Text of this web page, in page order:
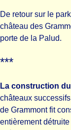
De retour sur le
château des
porte de la Palud.
***
La construction
châteaux
de Grammont fit
entièrement